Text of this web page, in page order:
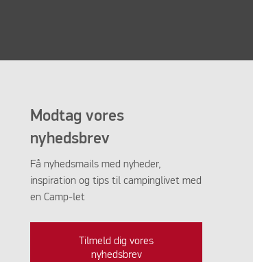
Modtag vores
nyhedsbrev
Få nyhedsmails med nyheder,
inspiration og tips til campinglivet med
en Camp-let
Tilmeld dig vores
nyhedsbrev